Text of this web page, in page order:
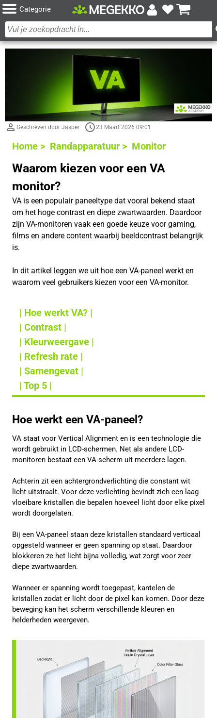
Categorie
Geschreven door Jasper 23 Maart 2026 09:01
Home > Randapparatuur > Monitor
Waarom kiezen voor een VA
monitor?
VA is een populair paneeltype dat vooral bekend staat
om het hoge contrast en diepe zwartwaarden. Daardoor
zijn VA-monitoren vaak een goede keuze voor gaming,
films en andere content waarbij beeldcontrast belangrijk
is.
In dit artikel leggen we uit hoe een VA-paneel werkt en
waarom veel gebruikers kiezen voor een VA-monitor.
| Hoe werkt VA? |
| Contrast |
| Kleurweergave |
| Refresh rate |
| Samengevat |
| Top 5 |
Hoe werkt een VA-paneel?
VA staat voor Vertical Alignment en is een technologie die
wordt gebruikt in LCD-schermen. Net als andere LCD-
monitoren bestaat een VA-scherm uit meerdere lagen.
Achterin zit een achtergrondverlichting die constant wit
licht uitstraalt. Voor deze verlichting bevindt zich een laag
vloeibare kristallen die bepalen hoeveel licht door elke pixel
wordt doorgelaten.
Bij een VA-paneel staan deze kristallen standaard verticaal
opgesteld wanneer er geen spanning op staat. Daardoor
blokkeren ze het licht bijna volledig, wat zorgt voor zeer
diepe zwartwaarden.
Wanneer er spanning wordt toegepast, kantelen de
kristallen zodat er licht door de pixel kan komen. Door deze
beweging kan het scherm verschillende kleuren en
helderheden weergeven.